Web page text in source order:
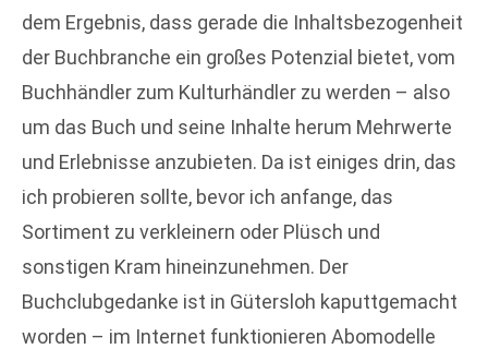
dem Ergebnis, dass gerade die Inhaltsbezogenheit
der Buchbranche ein großes Potenzial bietet, vom
Buchhändler zum Kulturhändler zu werden – also
um das Buch und seine Inhalte herum Mehrwerte
und Erlebnisse anzubieten. Da ist einiges drin, das
ich probieren sollte, bevor ich anfange, das
Sortiment zu verkleinern oder Plüsch und
sonstigen Kram hineinzunehmen. Der
Buchclubgedanke ist in Gütersloh kaputtgemacht
worden – im Internet funktionieren Abomodelle